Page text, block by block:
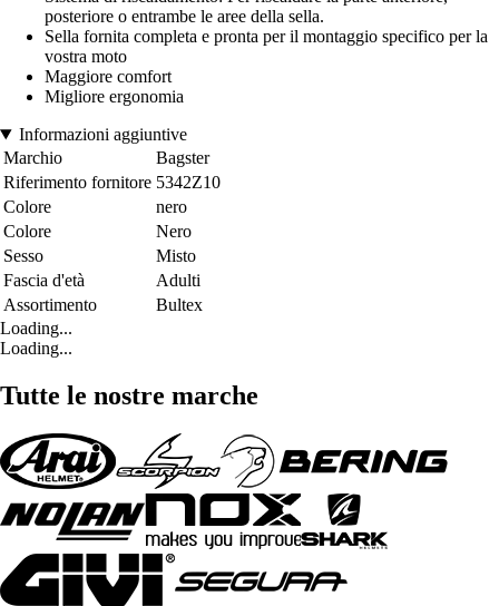
posteriore o entrambe le aree della sella.
Sella fornita completa e pronta per il montaggio specifico per la
vostra moto
Maggiore comfort
Migliore ergonomia
Informazioni aggiuntive
Marchio
Bagster
Riferimento fornitore 5342Z10
Colore
nero
Colore
Nero
Sesso
Misto
Fascia d'età
Adulti
Assortimento
Bultex
Loading...
Loading...
Tutte le nostre marche